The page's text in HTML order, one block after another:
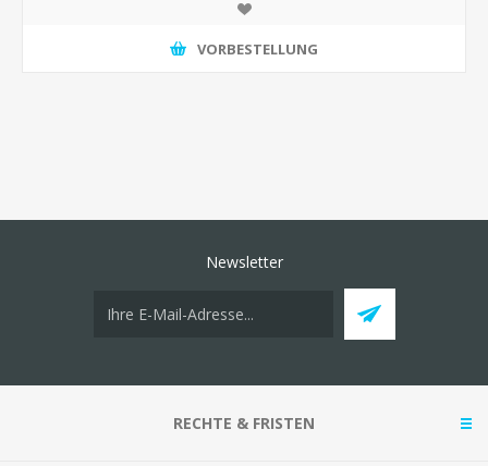
VORBESTELLUNG
Newsletter
RECHTE & FRISTEN